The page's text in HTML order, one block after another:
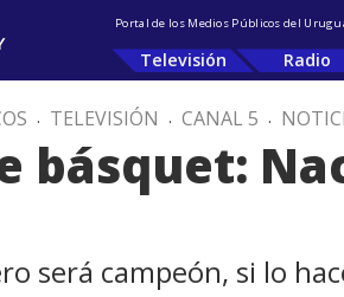
Portal de los Medios Públicos del
Televisión Radio
. TELEVISIÓN . CANAL 5 .
básquet:
será campeón, si lo